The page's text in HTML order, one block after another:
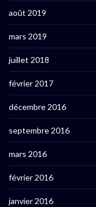
août 2019
mars 2019
juillet 2018
février 2017
décembre 2016
septembre 2016
mars 2016
février 2016
janvier 2016